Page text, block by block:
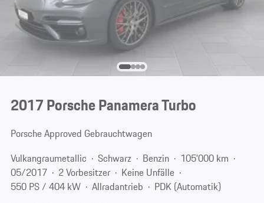
2017 Porsche Panamera Turbo
Porsche Approved Gebrauchtwagen
Vulkangraumetallic
Schwarz Benzin
105'000 km
05/2017
2 Vorbesitzer
Keine Unfälle
550 PS / 404 kW
Allradantrieb
PDK (Automatik)